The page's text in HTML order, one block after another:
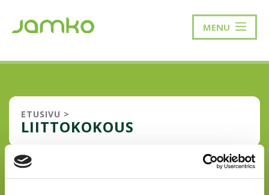
MENU
ETUSIVU >
LIITTOKOKOUS
JAMKON PUHEENJOHTAJISTO